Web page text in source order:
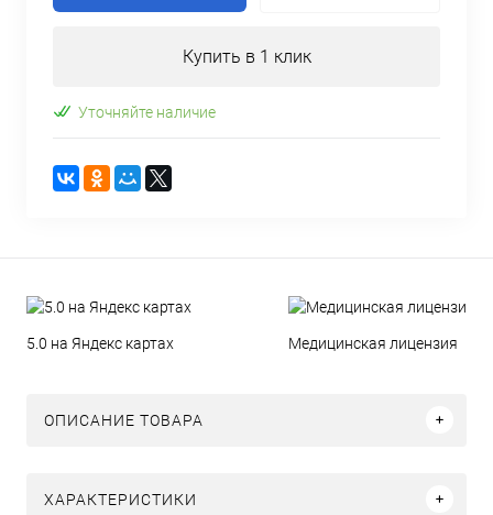
Купить в 1 клик
Уточняйте наличие
5.0 на Яндекс картах Медицинская лицензия
ОПИСАНИЕ ТОВАРА
ХАРАКТЕРИСТИКИ